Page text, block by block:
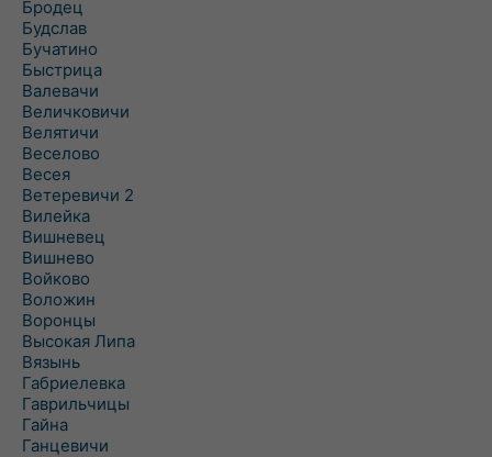
Бродец
Будслав
Бучатино
Быстрица
Валевачи
Величковичи
Велятичи
Веселово
Весея
Ветеревичи 2
Вилейка
Вишневец
Вишнево
Войково
Воложин
Воронцы
Высокая Липа
Вязынь
Габриелевка
Гаврильчицы
Гайна
Ганцевичи